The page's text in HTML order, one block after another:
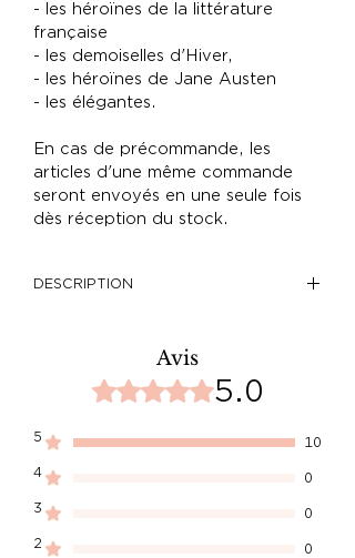
- les héroïnes de la littérature
française
- les demoiselles d'Hiver,
- les héroïnes de Jane Austen
- les élégantes.
En cas de précommande, les
articles d'une même commande
seront envoyés en une seule fois
dès réception du stock.
DESCRIPTION
.Résistant au lave-vaisselle et au
micro-ondes
9,5cm de haut.
.Contenance : 330ml
.Fabriqués en France
Avis
Noté 5 sur 5. 5.0
5
10
4
0
3
0
2
0